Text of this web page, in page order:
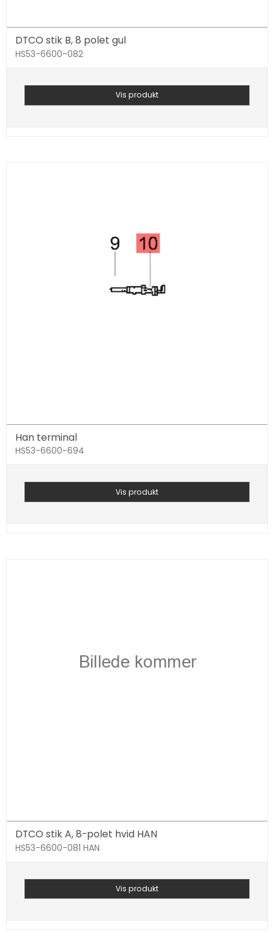
DTCO stik B, 8 polet gul
HS53-6600-082
Vis produkt
Han terminal
HS53-6600-694
Vis produkt
DTCO stik A, 8-polet hvid HAN
HS53-6600-081 HAN
Vis produkt